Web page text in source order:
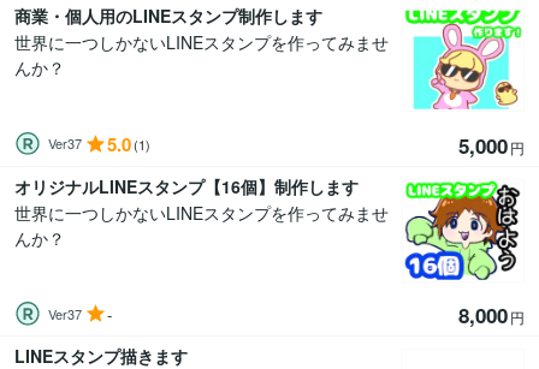
商業・個人用のLINEスタンプ制作します
世界に一つしかないLINEスタンプを作ってみませ
んか？
Ver37 5.0(1) 5,000円
オリジナルLINEスタンプ【16個】制作します
世界に一つしかないLINEスタンプを作ってみませ
んか？
Ver37 - 8,000円
LINEスタンプ描きます